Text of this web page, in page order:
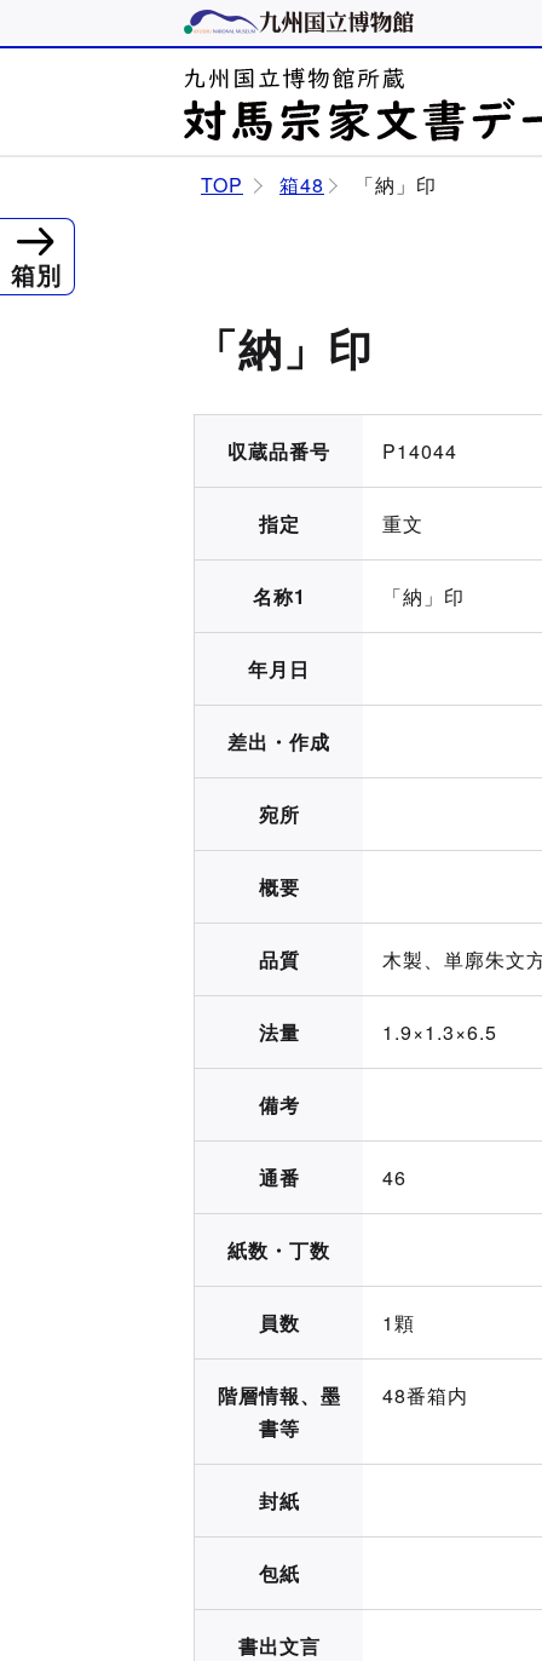
TOP 箱48 「納」印
「納」印
収蔵品番号 P14044
指定 重文
名称1 「納」印
年月日
差出・作成
宛所
概要
品質 木製、単廓朱文
法量 1.9×1.3×6.5
備考
通番 46
紙数・丁数
員数 1顆
階層情報、墨
書等
48番箱内
封紙
包紙
書出文言
箱別